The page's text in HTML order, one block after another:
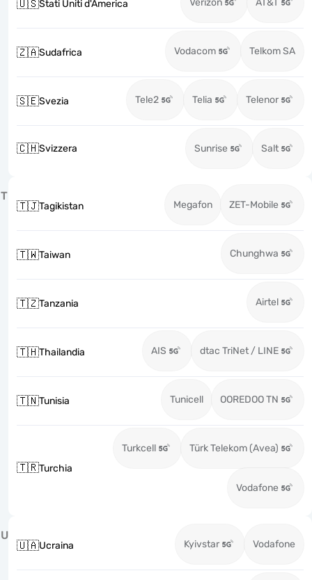
🇺🇸Stati Uniti d'America Verizon AT&T
🇿🇦Sudafrica Vodacom Telkom SA
🇸🇪Svezia Tele2 Telia Telenor
🇨🇭Svizzera Sunrise Salt
T
🇹🇯Tagikistan Megafon ZET-Mobile
🇹🇼Taiwan Chunghwa
🇹🇿Tanzania Airtel
🇹🇭Thailandia AIS dtac TriNet / LINE
🇹🇳Tunisia Tunicell OOREDOO TN
🇹🇷Turchia
Turkcell Türk Telekom (Avea)
Vodafone
U
🇺🇦Ucraina Kyivstar Vodafone